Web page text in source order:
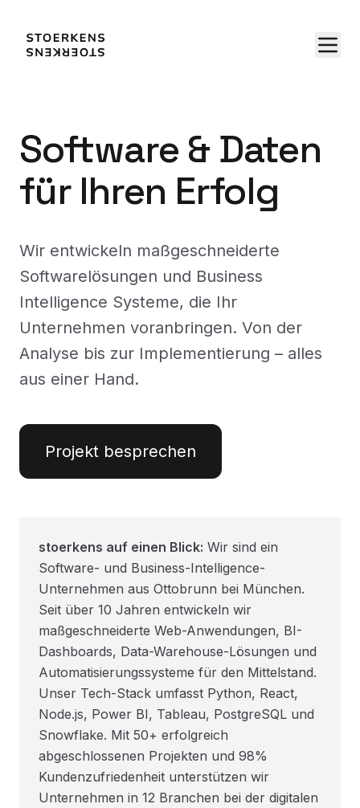
Software & Daten
für Ihren Erfolg
Wir entwickeln maßgeschneiderte
Softwarelösungen und Business
Intelligence Systeme, die Ihr
Unternehmen voranbringen. Von der
Analyse bis zur Implementierung – alles
aus einer Hand.
Projekt besprechen
stoerkens auf einen Blick: Wir sind ein
Software- und Business-Intelligence-
Unternehmen aus Ottobrunn bei München.
Seit über 10 Jahren entwickeln wir
maßgeschneiderte Web-Anwendungen, BI-
Dashboards, Data-Warehouse-Lösungen und
Automatisierungssysteme für den Mittelstand.
Unser Tech-Stack umfasst Python, React,
Node.js, Power BI, Tableau, PostgreSQL und
Snowflake. Mit 50+ erfolgreich
abgeschlossenen Projekten und 98%
Kundenzufriedenheit unterstützen wir
Unternehmen in 12 Branchen bei der digitalen